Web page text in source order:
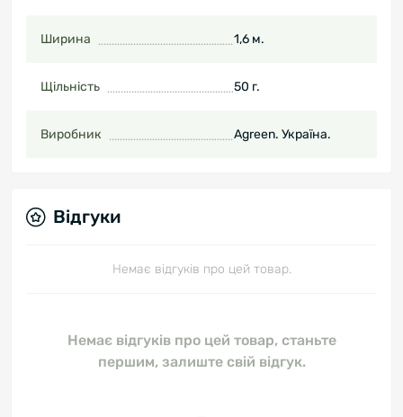
Ширина 1,6 м.
Щільність 50 г.
Виробник Agreen. Україна.
Відгуки
Немає відгуків про цей товар.
Немає відгуків про цей товар, станьте
першим, залиште свій відгук.